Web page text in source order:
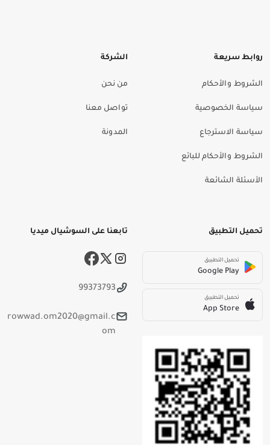
روابط سريعة
الشروط والأحكام
سياسة الخصوصية
سياسة الاسترجاع
الشروط والأحكام للبائع
الأسئلة الشائعة
الشركة
من نحن
تواصل معنا
المدونة
تحميل التطبيق
تحميل التطبيق
Google Play
تحميل التطبيق
App Store
تابعنا على السوشيال ميديا
99373793
rowwad.om2020@gmail.c
om